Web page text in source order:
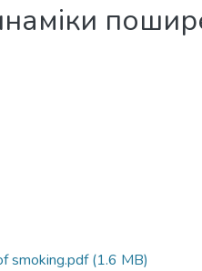
smoking.pdf(1.6 MB)